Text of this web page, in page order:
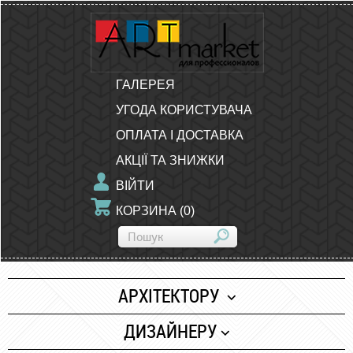
ГАЛЕРЕЯ
УГОДА КОРИСТУВАЧА
ОПЛАТА І ДОСТАВКА
АКЦІЇ ТА ЗНИЖКИ
ВІЙТИ
КОРЗИНА (0)
АРХІТЕКТОРУ
Папір
ДИЗАЙНЕРУ